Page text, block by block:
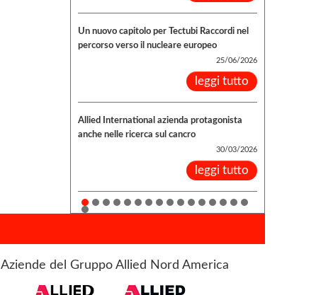
Un nuovo capitolo per Tectubi Raccordi nel
percorso verso il nucleare europeo
25/06/2026
leggi tutto
Allied International azienda protagonista
anche nelle ricerca sul cancro
30/03/2026
leggi tutto
Aziende del Gruppo Allied Nord America